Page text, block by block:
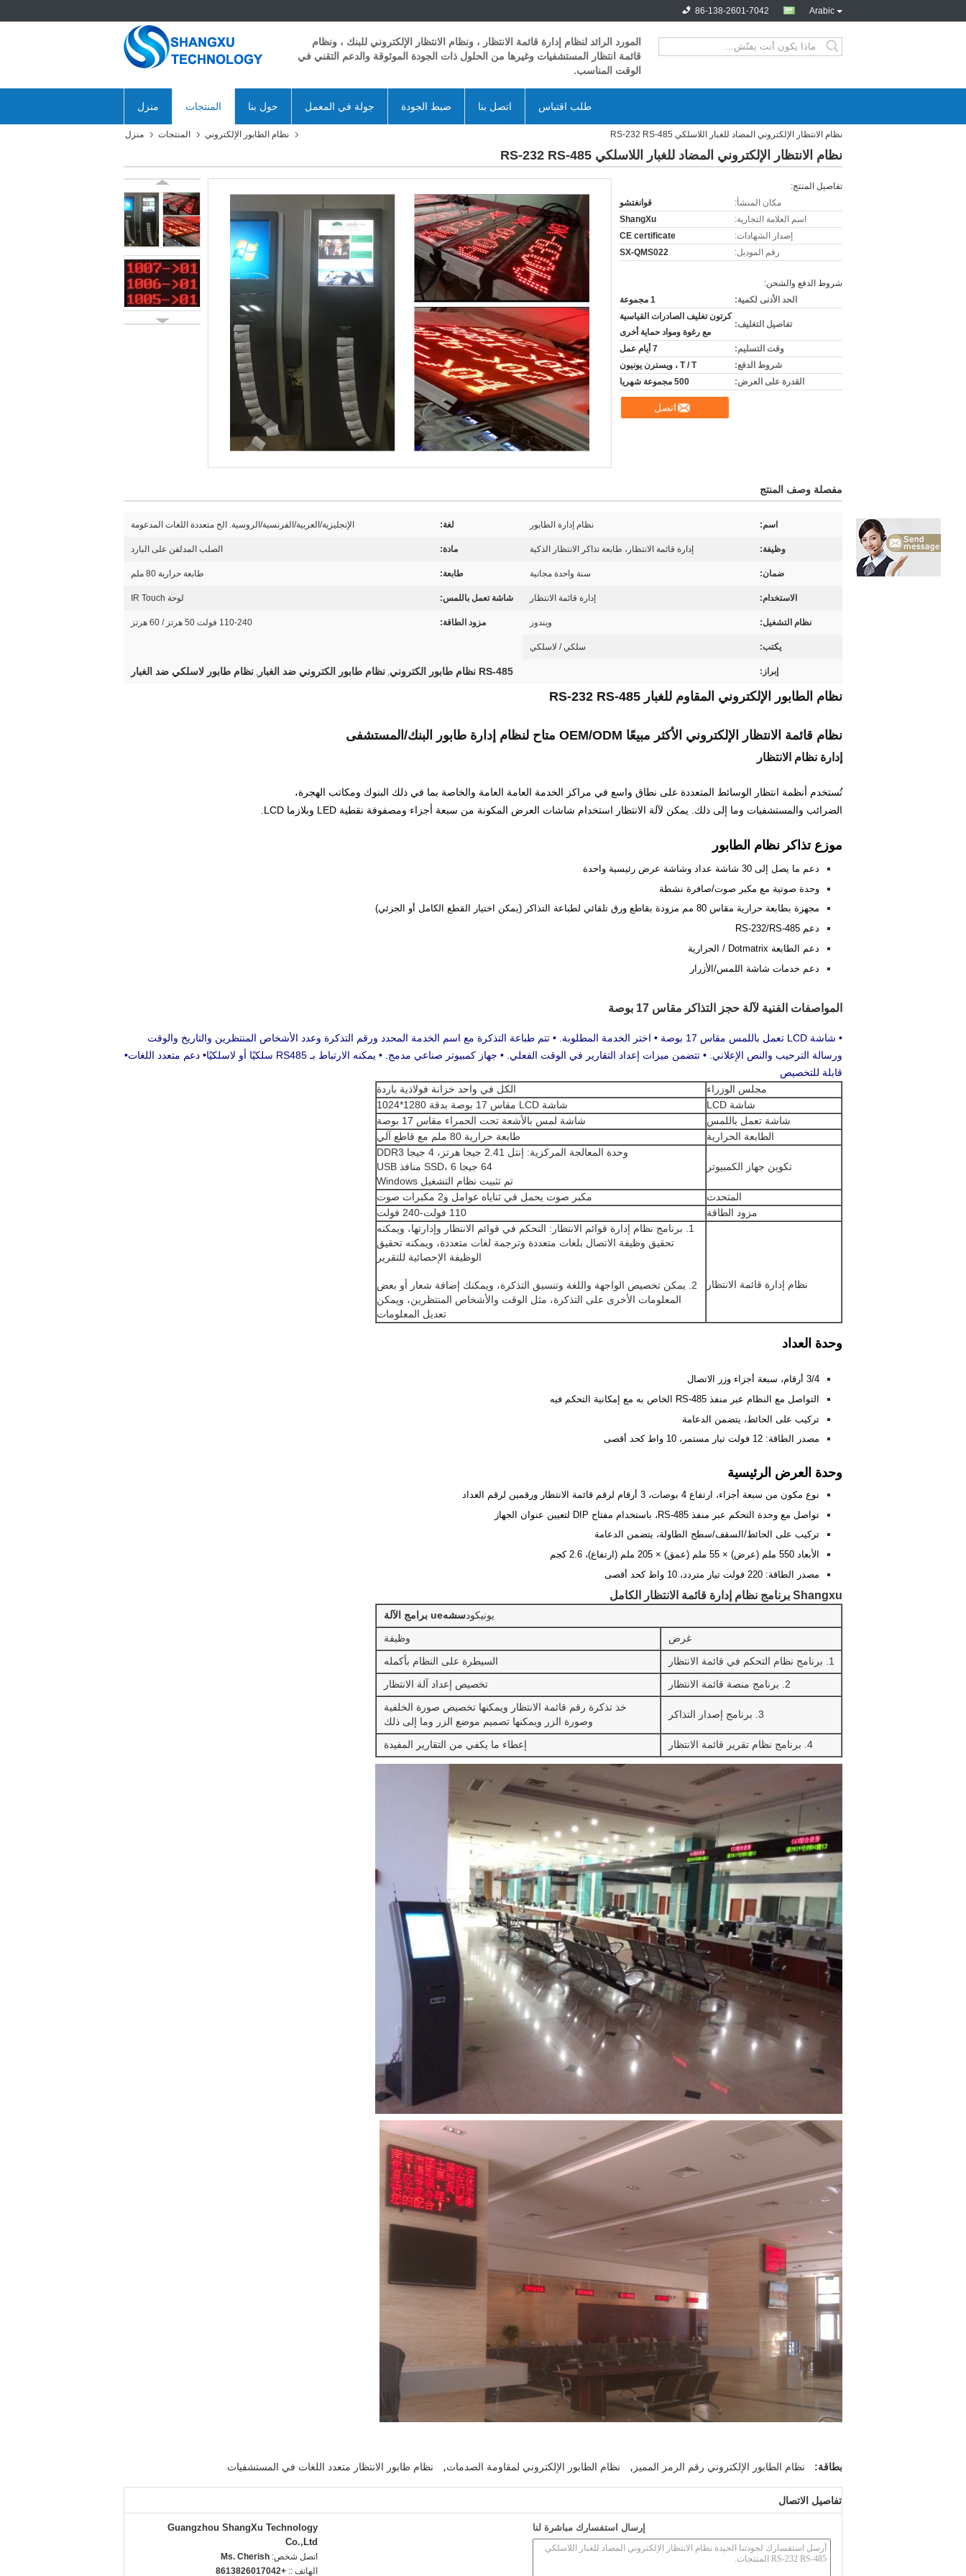
Arabic
86-138-2601-7042
المورد الرائد لنظام إدارة قائمة الانتظار ، ونظام الانتظار الإلكتروني للبنك ، ونظام
قائمة انتظار المستشفيات وغيرها من الحلول ذات الجودة الموثوقة والدعم التقني في
الوقت المناسب.
منزل المنتجات حول بنا جولة في المعمل ضبط الجودة اتصل بنا طلب اقتباس
منزل المنتجات نظام الطابور الإلكتروني نظام الانتظار الإلكتروني المضاد للغبار اللاسلكي RS-232 RS-485
نظام الانتظار الإلكتروني المضاد للغبار اللاسلكي RS-232 RS-485
تفاصيل المنتج:
مكان المنشأ:
قوانغتشو
اسم العلامة التجارية:
ShangXu
إصدار الشهادات:
CE certificate
رقم الموديل:
SX-QMS022
شروط الدفع والشحن:
الحد الأدنى لكمية:
1 مجموعة
تفاصيل التغليف:
كرتون تغليف الصادرات القياسية
مع رغوة ومواد حماية أخرى
وقت التسليم:
7 أيام عمل
شروط الدفع:
T / T ، ويسترن يونيون
القدرة على العرض:
500 مجموعة شهريا
اتصل
مفصلة وصف المنتج
اسم: نظام إدارة الطابور لغة: الإنجليزية/العربية/الفرنسية/الروسية. الخ متعددة اللغات المدعومة
وظيفة: إدارة قائمة الانتظار، طابعة تذاكر الانتظار الذكية مادة: الصلب المدلفن على البارد
ضمان: سنة واحدة مجانية طابعة: طابعة حرارية 80 ملم
الاستخدام: إدارة قائمة الانتظار شاشة تعمل باللمس: لوحة IR Touch
نظام التشغيل: ويندوز مزود الطاقة: 110-240 فولت 50 هرتز / 60 هرتز
يكتب: سلكي / لاسلكي
إبراز: RS-485 نظام طابور الكتروني , نظام طابور الكتروني ضد الغبار , نظام طابور لاسلكي ضد الغبار
نظام الطابور الإلكتروني المقاوم للغبار RS-232 RS-485
نظام قائمة الانتظار الإلكتروني الأكثر مبيعًا OEM/ODM متاح لنظام إدارة طابور البنك/المستشفى
إدارة نظام الانتظار
تُستخدم أنظمة انتظار الوسائط المتعددة على نطاق واسع في مراكز الخدمة العامة العامة والخاصة بما في ذلك البنوك ومكاتب الهجرة،
الضرائب والمستشفيات وما إلى ذلك. يمكن لآلة الانتظار استخدام شاشات العرض المكونة من سبعة أجزاء ومصفوفة نقطية LED وبلازما LCD.
موزع تذاكر نظام الطابور
دعم ما يصل إلى 30 شاشة عداد وشاشة عرض رئيسية واحدة
وحدة صوتية مع مكبر صوت/صافرة نشطة
مجهزة بطابعة حرارية مقاس 80 مم مزودة بقاطع ورق تلقائي لطباعة التذاكر (يمكن اختيار القطع الكامل أو الجزئي)
دعم RS-232/RS-485
دعم الطابعة Dotmatrix / الحرارية
دعم خدمات شاشة اللمس/الأزرار
المواصفات الفنية لآلة حجز التذاكر مقاس 17 بوصة
• شاشة LCD تعمل باللمس مقاس 17 بوصة • اختر الخدمة المطلوبة. • تتم طباعة التذكرة مع اسم الخدمة المحدد ورقم التذكرة وعدد الأشخاص المنتظرين والتاريخ والوقت
ورسالة الترحيب والنص الإعلاني. • تتضمن ميزات إعداد التقارير في الوقت الفعلي. • جهاز كمبيوتر صناعي مدمج. • يمكنه الارتباط بـ RS485 سلكيًا أو لاسلكيًا
• دعم متعدد اللغات•
قابلة للتخصيص
مجلس الوزراء
الكل في واحد خزانة فولاذية باردة
شاشة LCD
شاشة LCD مقاس 17 بوصة بدقة 1280*1024
شاشة تعمل باللمس
شاشة لمس بالأشعة تحت الحمراء مقاس 17 بوصة
الطابعة الحرارية
طابعة حرارية 80 ملم مع قاطع آلي
تكوين جهاز الكمبيوتر
وحدة المعالجة المركزية: إنتل 2.41 جيجا هرتز، 4 جيجا DDR3
64 جيجا SSD، 6 منافذ USB
تم تثبيت نظام التشغيل Windows
المتحدث
مكبر صوت يحمل في ثناياه عوامل و2 مكبرات صوت
مزود الطاقة
110 فولت-240 فولت
نظام إدارة قائمة الانتظار
1. برنامج نظام إدارة قوائم الانتظار: التحكم في قوائم الانتظار وإدارتها، ويمكنه
تحقيق وظيفة الاتصال بلغات متعددة وترجمة لغات متعددة، ويمكنه تحقيق
الوظيفة الإحصائية للتقرير
2. يمكن تخصيص الواجهة واللغة وتنسيق التذكرة، ويمكنك إضافة شعار أو بعض
المعلومات الأخرى على التذكرة، مثل الوقت والأشخاص المنتظرين، ويمكن
تعديل المعلومات
وحدة العداد
3/4 أرقام، سبعة أجزاء وزر الاتصال
التواصل مع النظام عبر منفذ RS-485 الخاص به مع إمكانية التحكم فيه
تركيب على الحائط، يتضمن الدعامة
مصدر الطاقة: 12 فولت تيار مستمر، 10 واط كحد أقصى
وحدة العرض الرئيسية
نوع مكون من سبعة أجزاء، ارتفاع 4 بوصات، 3 أرقام لرقم قائمة الانتظار ورقمين لرقم العداد
تواصل مع وحدة التحكم عبر منفذ RS-485، باستخدام مفتاح DIP لتعيين عنوان الجهاز
تركيب على الحائط/السقف/سطح الطاولة، يتضمن الدعامة
الأبعاد 550 ملم (عرض) × 55 ملم (عمق) × 205 ملم (ارتفاع)، 2.6 كجم
مصدر الطاقة: 220 فولت تيار متردد، 10 واط كحد أقصى
Shangxu برنامج نظام إدارة قائمة الانتظار الكامل
يونيكودسشهue برامج الآلة
غرض
وظيفة
1. برنامج نظام التحكم في قائمة الانتظار
السيطرة على النظام بأكمله
2. برنامج منصة قائمة الانتظار
تخصيص إعداد آلة الانتظار
3. برنامج إصدار التذاكر
خذ تذكرة رقم قائمة الانتظار ويمكنها تخصيص صورة الخلفية
وصورة الزر ويمكنها تصميم موضع الزر وما إلى ذلك
4. برنامج نظام تقرير قائمة الانتظار
إعطاء ما يكفي من التقارير المفيدة
بطاقة: نظام الطابور الإلكتروني رقم الرمز المميز , نظام الطابور الإلكتروني لمقاومة الصدمات, نظام طابور الانتظار متعدد اللغات في المستشفيات
تفاصيل الاتصال
Guangzhou ShangXu Technology
Co.,Ltd
اتصل شخص: Ms. Cherish
الهاتف :: +8613826017042
إرسال استفسارك مباشرة لنا